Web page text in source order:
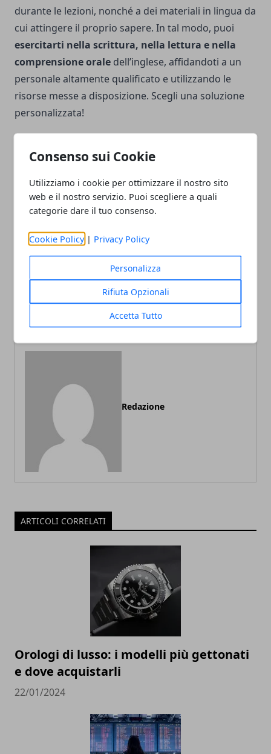
Consenso sui Cookie
Utilizziamo i cookie per ottimizzare il nostro sito
web e il nostro servizio. Puoi scegliere a quali
categorie dare il tuo consenso.
Cookie Policy | Privacy Policy
Personalizza
Rifiuta Opzionali
Accetta Tutto
durante le lezioni, nonché a dei materiali in lingua da
cui attingere il proprio sapere. In tal modo, puoi
esercitarti nella scrittura, nella lettura e nella
comprensione orale dell’inglese, affidandoti a un
personale altamente qualificato e utilizzando le
risorse messe a disposizione. Scegli una soluzione
personalizzata!
Facebook
Twitter Whatsapp
Articolo Precedente
Cosa fanno gli italiani nel
Articolo Successivo
necessari per una casa
vivibile e funzionale: ecco
Redazione
ARTICOLI CORRELATI
Orologi di lusso: i modelli più gettonati
e dove acquistarli
22/01/2024